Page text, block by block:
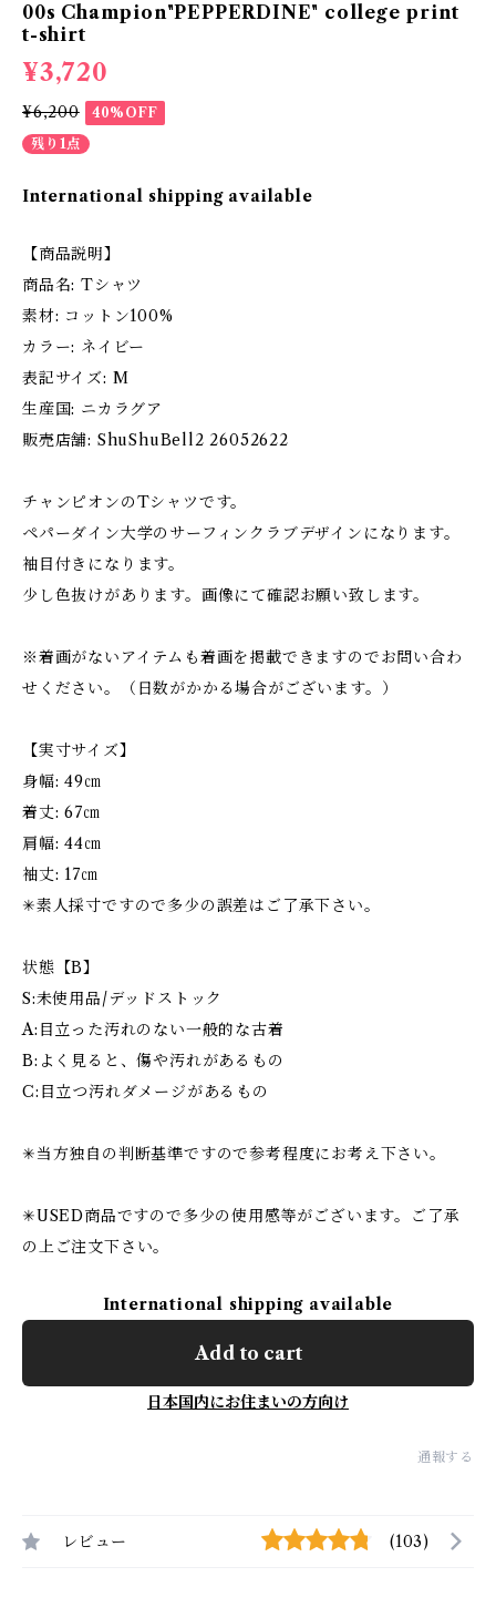
00s Champion"PEPPERDINE" college print
t-shirt
¥3,720
¥6,200
40%OFF
残り1点
International shipping available
【商品説明】
商品名: Tシャツ
素材: コットン100%
カラー: ネイビー
表記サイズ: M
生産国: ニカラグア
販売店舗: ShuShuBell2 26052622
チャンピオンのTシャツです。
ペパーダイン大学のサーフィンクラブデザインになります。
袖目付きになります。
少し色抜けがあります。画像にて確認お願い致します。
※着画がないアイテムも着画を掲載できますのでお問い合わ
せください。（日数がかかる場合がございます。）
【実寸サイズ】
身幅: 49㎝
着丈: 67㎝
肩幅: 44㎝
袖丈: 17㎝
✳︎素人採寸ですので多少の誤差はご了承下さい。
状態【B】
S:未使用品/デッドストック
A:目立った汚れのない一般的な古着
B:よく見ると、傷や汚れがあるもの
C:目立つ汚れダメージがあるもの
✳︎当方独自の判断基準ですので参考程度にお考え下さい。
✳︎USED商品ですので多少の使用感等がございます。ご了承
の上ご注文下さい。
International shipping available
Add to cart
日本国内にお住まいの方向け
通報する
レビュー (103)